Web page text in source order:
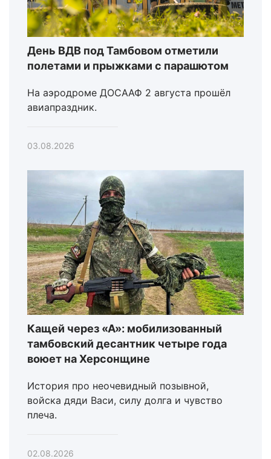
День ВДВ под Тамбовом отметили
полетами и прыжками с парашютом
На аэродроме ДОСААФ 2 августа прошёл
авиапраздник.
03.08.2026
Кащей через «А»: мобилизованный
тамбовский десантник четыре года
воюет на Херсонщине
История про неочевидный позывной,
войска дяди Васи, силу долга и чувство
плеча.
02.08.2026